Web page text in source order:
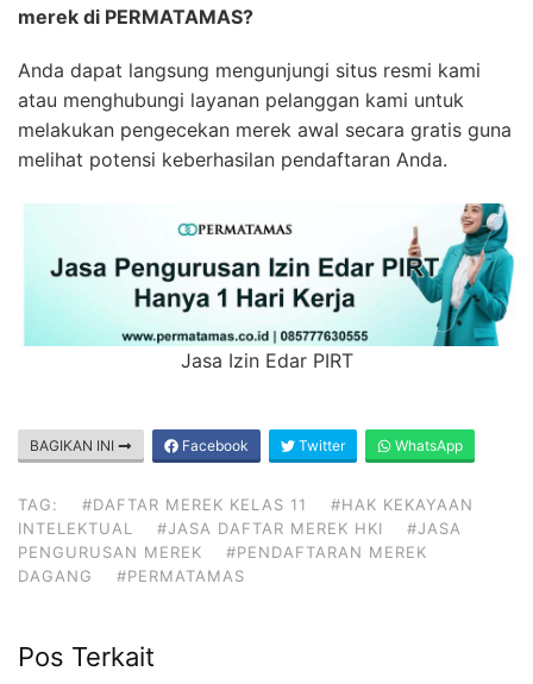
merek di PERMATAMAS?
Anda dapat langsung mengunjungi situs resmi kami
atau menghubungi layanan pelanggan kami untuk
melakukan pengecekan merek awal secara gratis guna
melihat potensi keberhasilan pendaftaran Anda.
Jasa Izin Edar PIRT
BAGIKAN INI Facebook Twitter WhatsApp
TAG: #DAFTAR MEREK KELAS 11
#HAK KEKAYAAN
INTELEKTUAL
#JASA DAFTAR MEREK HKI
#JASA
PENGURUSAN MEREK
#PENDAFTARAN MEREK
DAGANG
#PERMATAMAS
Pos Terkait